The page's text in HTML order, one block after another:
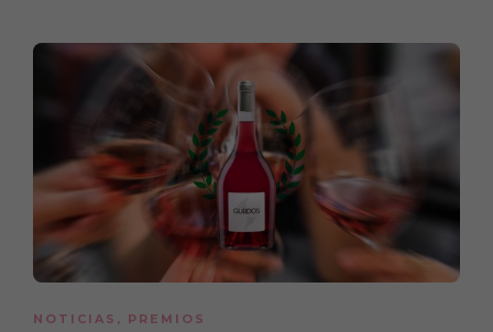
NOTICIAS , PREMIOS